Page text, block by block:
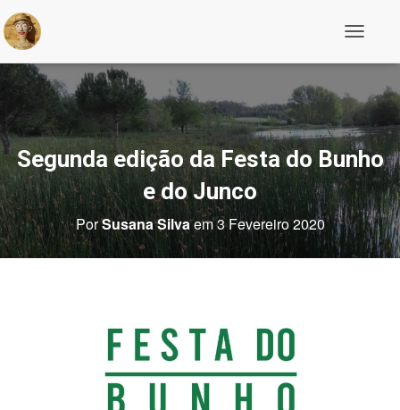
r
a
r
a
n
a
v
e
g
a
Segunda edição da Festa do Bunho
e do Junco
PorSusana Silvaem3 Fevereiro 2020